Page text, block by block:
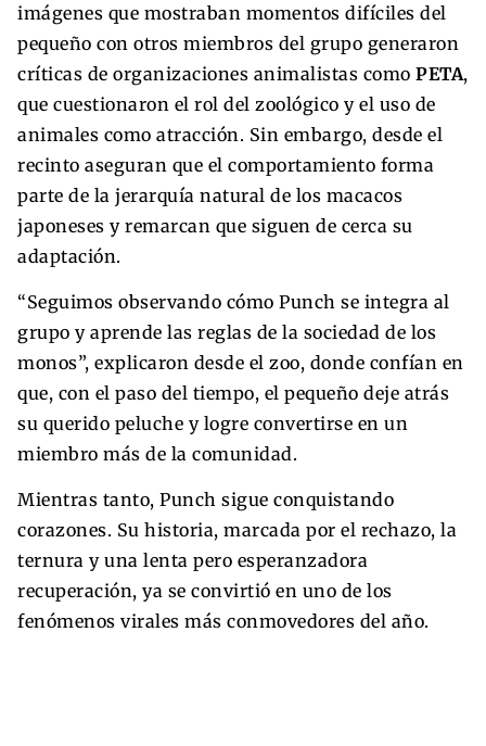
imágenes que mostraban momentos difíciles del
pequeño con otros miembros del grupo generaron
críticas de organizaciones animalistas como PETA,
que cuestionaron el rol del zoológico y el uso de
animales como atracción. Sin embargo, desde el
recinto aseguran que el comportamiento forma
parte de la jerarquía natural de los macacos
japoneses y remarcan que siguen de cerca su
adaptación.
“Seguimos observando cómo Punch se integra al
grupo y aprende las reglas de la sociedad de los
monos”, explicaron desde el zoo, donde confían en
que, con el paso del tiempo, el pequeño deje atrás
su querido peluche y logre convertirse en un
miembro más de la comunidad.
Mientras tanto, Punch sigue conquistando
corazones. Su historia, marcada por el rechazo, la
ternura y una lenta pero esperanzadora
recuperación, ya se convirtió en uno de los
fenómenos virales más conmovedores del año.